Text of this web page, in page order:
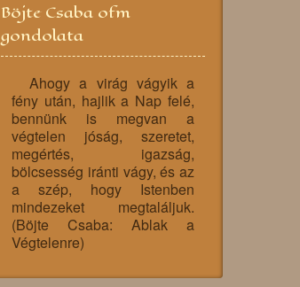
Böjte Csaba ofm
gondolata
Ahogy a virág vágyik a
fény után, hajlik a Nap felé,
bennünk is megvan a
végtelen jóság, szeretet,
megértés, igazság,
bölcsesség iránti vágy, és az
a szép, hogy Istenben
mindezeket megtaláljuk.
(Böjte Csaba: Ablak a
Végtelenre)